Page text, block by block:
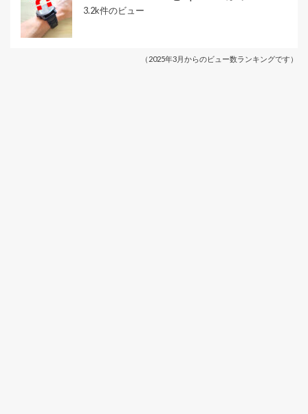
3.2k件のビュー
（2025年3月からのビュー数ランキングです）